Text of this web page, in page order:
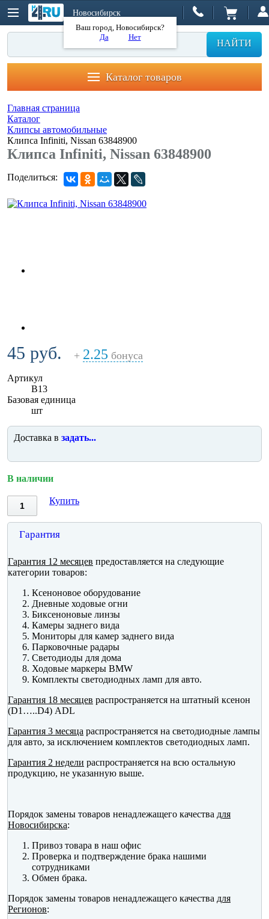
Новосибирск
Ваш город, Новосибирск?
Да
Нет
НАЙТИ
Каталог товаров
Главная страница
Каталог
Клипсы автомобильные
Клипса Infiniti, Nissan 63848900
Клипса Infiniti, Nissan 63848900
Поделиться:
45 руб. + 2.25 бонуса
Артикул
B13
Базовая единица
шт
Доставка в задать...
В наличии
Купить
Гарантия
Гарантия 12 месяцев предоставляется на следующие
категории товаров:
Ксеноновое оборудование
Дневные ходовые огни
Биксеноновые линзы
Камеры заднего вида
Мониторы для камер заднего вида
Парковочные радары
Светодиоды для дома
Ходовые маркеры BMW
Комплекты светодиодных ламп для авто.
Гарантия 18 месяцев распространяется на штатный ксенон
(D1…..D4) ADL
Гарантия 3 месяца распространяется на светодиодные лампы
для авто, за исключением комплектов светодиодных ламп.
Гарантия 2 недели распространяется на всю остальную
продукцию, не указанную выше.
Порядок замены товаров ненадлежащего качества для
Новосибирска:
Привоз товара в наш офис
Проверка и подтверждение брака нашими
сотрудниками
Обмен брака.
Порядок замены товаров ненадлежащего качества для
Регионов: